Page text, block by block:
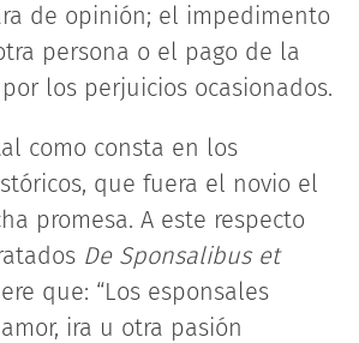
de opinión; el impedimento
persona o el pago de la
los perjuicios ocasionados.
como consta en los
que fuera el novio el
promesa. A este respecto
De Sponsalibus et
que: “Los esponsales
ira u otra pasión